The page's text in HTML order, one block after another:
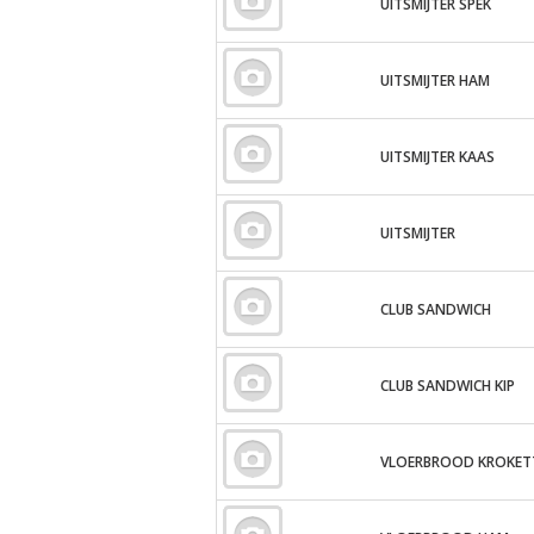
UITSMIJTER SPEK
UITSMIJTER HAM
UITSMIJTER KAAS
UITSMIJTER
CLUB SANDWICH
CLUB SANDWICH KIP
VLOERBROOD